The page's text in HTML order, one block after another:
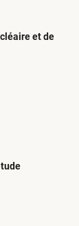
et de